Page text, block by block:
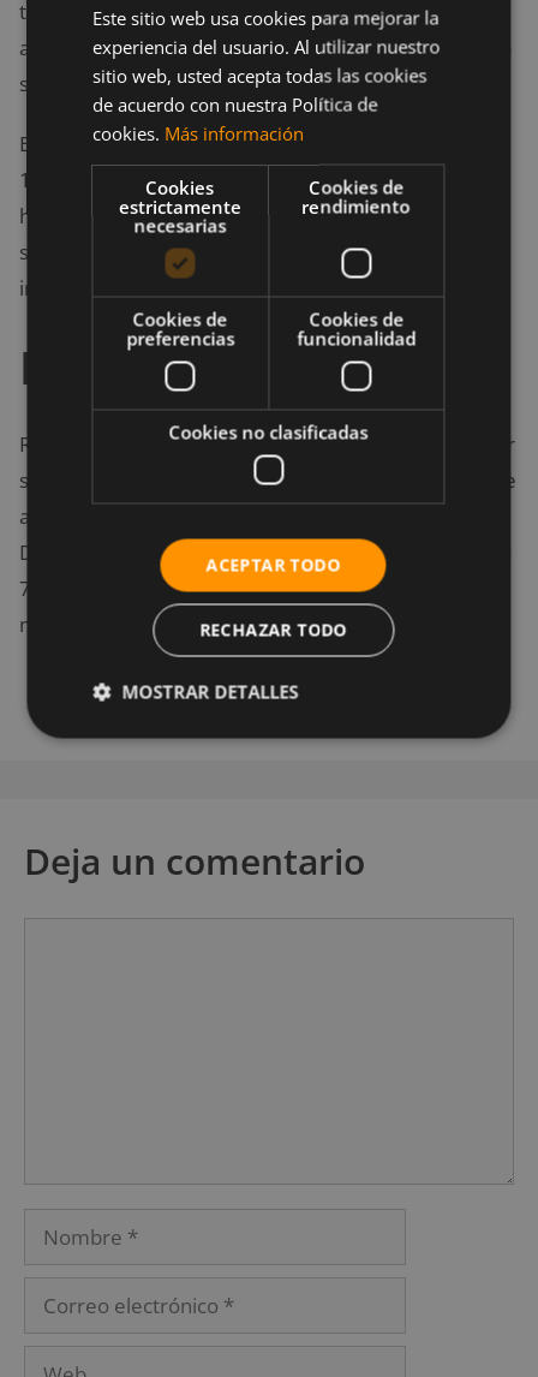
toca el suelo. La zona de la barbilla puede
almohadillarse siempre y cuando el amortiguador no
supere los 6 cm de grosor.
El requisito de flexiones para hombres es de 18, y de
14 para mujeres. Durante el ejercicio esta permitido
hacer un descanso sin importancia de cuándo pero
sin perder la postura de tierra. Se permiten 2
intentos.
Prueba de natación
Recorrido a nado de 50 metros en piscina. El opositor
se situara de pie en el borde de la piscina, lanzándose
al agua y ejecutando dicho recorrido con estilo libre.
Deberán ser completados en un tiempo no supeior a
70 segundos para hombres y a 75 segundos para
mueres. Se permite 1 solo intento.
Deja un comentario
Este sitio web usa cookies para mejorar la
experiencia del usuario. Al utilizar nuestro
sitio web, usted acepta todas las cookies
de acuerdo con nuestra Política de
cookies. Más información
Cookies
estrictamente
necesarias
Cookies de
rendimiento
Cookies de
preferencias
Cookies de
funcionalidad
Cookies no clasificadas
ACEPTAR TODO
RECHAZAR TODO
MOSTRAR DETALLES